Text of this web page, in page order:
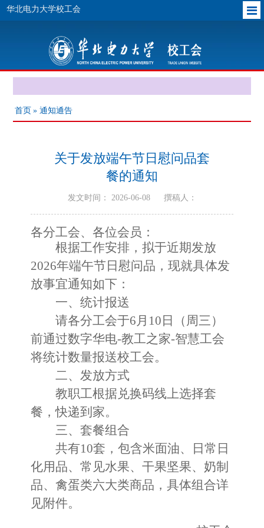
华北电力大学校工会
首页 » 通知通告
关于发放端午节日慰问品套
餐的通知
发文时间： 2026-06-08 撰稿人：
各分工会、各位会员：
根据工作安排，拟于近期发放
2026年端午节日慰问品，现就具体发
放事宜通知如下：
一、统计报送
请各分工会于6月10日（周三）
前通过数字华电-教工之家-智慧工会
将统计数量报送校工会。
二、发放方式
教职工根据兑换码线上选择套
餐，快递到家。
三、套餐组合
共有10套，包含米面油、日常日
化用品、常见水果、干果坚果、奶制
品、禽蛋类六大类商品，具体组合详
见附件。